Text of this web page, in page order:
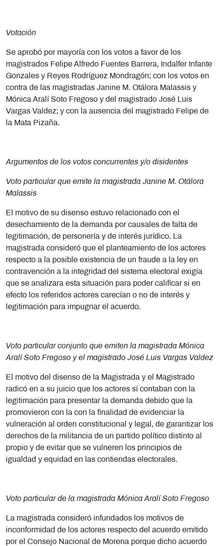
Votación
Se aprobó por mayoría con los votos a favor de los
magistrados Felipe Alfredo Fuentes Barrera, Indalfer Infante
Gonzales y Reyes Rodríguez Mondragón; con los votos en
contra de las magistradas Janine M. Otálora Malassis y
Mónica Aralí Soto Fregoso y del magistrado José Luis
Vargas Valdez; y con la ausencia del magistrado Felipe de
la Mata Pizaña.
Argumentos de los votos concurrentes y/o disidentes
Voto particular que emite la magistrada Janine M. Otálora
Malassis
El motivo de su disenso estuvo relacionado con el
desechamiento de la demanda por causales de falta de
legitimación, de personería y de interés jurídico. La
magistrada consideró que el planteamiento de los actores
respecto a la posible existencia de un fraude a la ley en
contravención a la integridad del sistema electoral exigía
que se analizara esta situación para poder calificar si en
efecto los referidos actores carecían o no de interés y
legitimación para impugnar el acuerdo.
Voto particular conjunto que emiten la magistrada Mónica
Aralí Soto Fregoso y el magistrado José Luis Vargas Valdez
El motivo del disenso de la Magistrada y el Magistrado
radicó en a su juicio que los actores sí contaban con la
legitimación para presentar la demanda debido que la
promovieron con la con la finalidad de evidenciar la
vulneración al orden constitucional y legal, de garantizar los
derechos de la militancia de un partido político distinto al
propio y de evitar que se vulneren los principios de
igualdad y equidad en las contiendas electorales.
Voto particular de la magistrada Mónica Aralí Soto Fregoso
La magistrada consideró infundados los motivos de
inconformidad de los actores respecto del acuerdo emitido
por el Consejo Nacional de Morena porque dicho acuerdo